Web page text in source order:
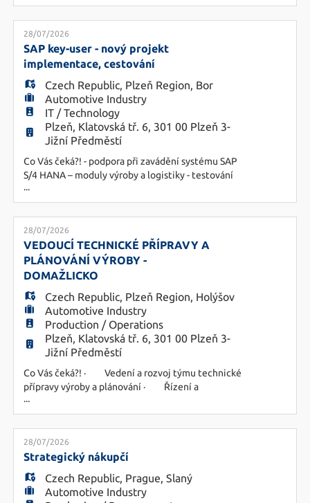
· Zajištění kalibrace a servisu měřících zařízení
· Tvorba reportů · Údržba měřícího zařízení
a dalších nutných komponentů/nástrojů ·
Práce na nových zakázkách,
28/07/2026
SAP key-user - nový projekt
implementace, cestování
Czech Republic, Plzeň Region, Bor
Automotive Industry
IT / Technology
Plzeň, Klatovská tř. 6, 301 00 Plzeň 3-
Jižní Předměstí
Co Vás čeká?! - podpora při zavádění systému SAP
S/4 HANA – moduly výroby a logistiky - testování
procesů, identifikace chyb a návrhy řešení - tvorba
školících materiálů a zaškolování uživatelů -
pomoc závodům během nasazení systému a po
jeho spuštění - support koncových uživatelů –
helpdesk, přístupy, editace oprávnění - spolupráce
napříč zá
...
28/07/2026
VEDOUCÍ TECHNICKÉ PŘÍPRAVY A
PLÁNOVÁNÍ VÝROBY -
DOMAŽLICKO
Czech Republic, Plzeň Region, Holýšov
Automotive Industry
Production / Operations
Plzeň, Klatovská tř. 6, 301 00 Plzeň 3-
Jižní Předměstí
Co Vás čeká?! · Vedení a rozvoj týmu technické
přípravy výroby a plánování · Řízení a
koordinace investičních a technologických
projektů · Optimalizace výrobních procesů,
materiálových toků a využití výrobních kapacit
· Spolupráce na strategickém rozvoji
výrobního závodu · Implementace nových
...
28/07/2026
Strategický nákupčí
Czech Republic, Prague, Slaný
Automotive Industry